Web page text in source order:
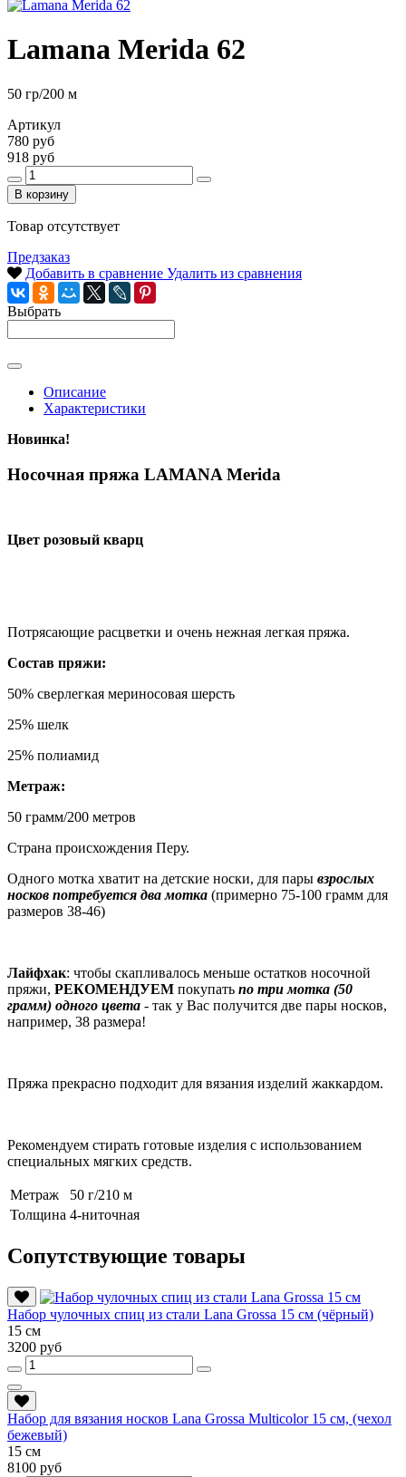
Lamana Merida 62
50 гр/200 м
Артикул
780 руб
918 руб
В корзину
Товар отсутствует
Предзаказ
Добавить в сравнение Удалить из сравнения
Выбрать
Описание
Характеристики
Новинка!
Носочная пряжа LAMANA Merida
Цвет розовый кварц
Потрясающие расцветки и очень нежная легкая пряжа.
Состав пряжи:
50% сверлегкая мериносовая шерсть
25% шелк
25% полиамид
Метраж:
50 грамм/200 метров
Страна происхождения Перу.
Одного мотка хватит на детские носки, для пары взрослых
носков потребуется два мотка (примерно 75-100 грамм для
размеров 38-46)
Лайфхак: чтобы скапливалось меньше остатков носочной
пряжи, РЕКОМЕНДУЕМ покупать по три мотка (50
грамм) одного цвета - так у Вас получится две пары носков,
например, 38 размера!
Пряжа прекрасно подходит для вязания изделий жаккардом.
Рекомендуем стирать готовые изделия с использованием
специальных мягких средств.
Метраж
50 г/210 м
Толщина 4-ниточная
Сопутствующие товары
Набор чулочных спиц из стали Lana Grossa 15 см (чёрный)
15 см
3200 руб
Набор для вязания носков Lana Grossa Multicolor 15 см, (чехол
бежевый)
15 см
8100 руб